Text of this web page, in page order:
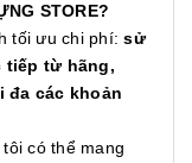
STORE?
tối ưu chi phí:sử
tiếp từ hãng,
đa các khoản
có thể mang